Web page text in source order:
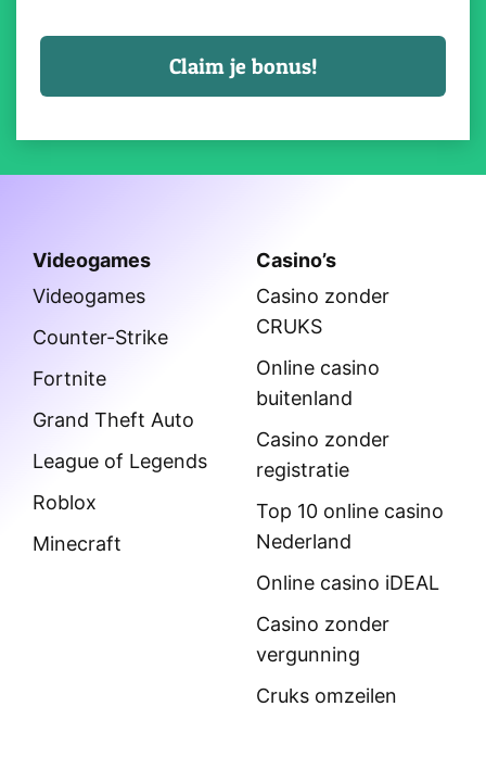
Videogames
Videogames
Counter-Strike
Fortnite
Grand Theft Auto
League of Legends
Roblox
Minecraft
Casino’s
Casino zonder
CRUKS
Online casino
buitenland
Casino zonder
registratie
Top 10 online casino
Nederland
Online casino iDEAL
Casino zonder
vergunning
Cruks omzeilen